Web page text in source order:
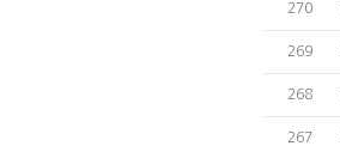
270
269
268
267